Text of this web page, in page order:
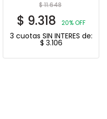
$11.648
$ 9.318 20% OFF
3 cuotas SIN INTERES de:
$ 3.106